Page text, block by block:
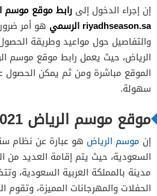
إن إجراء الدخول إلى رابط موقع موسم
riyadhseason.sa الرسمي هو أمر
والتفاصيل حول مواعيد وطريقة
الرياض، حيث يعمل رابط موقع موسم
الموقع مباشرة ومن ثم يمكن الحصول
سهولة.
موقع موسم الرياض 2021
إن موسم الرياض هو عبارة عن نظام
مدينة بالمملكة العربية السعودية،
الحفلات والمهرجانات المميزة، وتقوم